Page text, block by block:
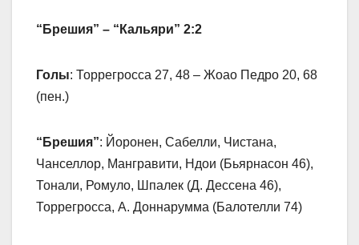
“Брешия” – “Кальяри” 2:2
Голы: Торрегросса 27, 48 – Жоао Педро 20, 68
(пен.)
“Брешия”: Йоронен, Сабелли, Чистана,
Чанселлор, Мангравити, Ндои (Бьярнасон 46),
Тонали, Ромуло, Шпалек (Д. Дессена 46),
Торрегросса, А. Доннарумма (Балотелли 74)